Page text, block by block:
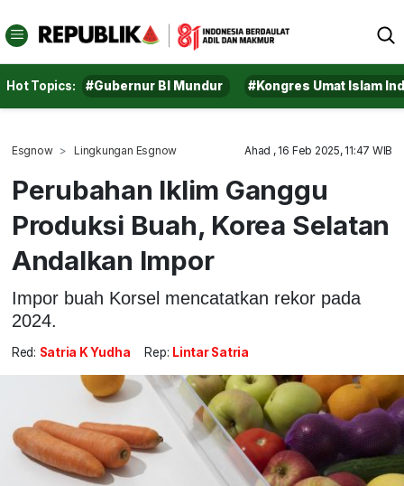
Hot Topics: #Gubernur BI Mundur #Kongres Umat Islam
Esgnow Lingkungan Esgnow Ahad , 16 Feb 2025, 11:47 WIB
Perubahan Iklim Ganggu
Produksi Buah, Korea Selatan
Andalkan Impor
Impor buah Korsel mencatatkan rekor pada
2024.
Red: Satria K Yudha Rep: Lintar Satria